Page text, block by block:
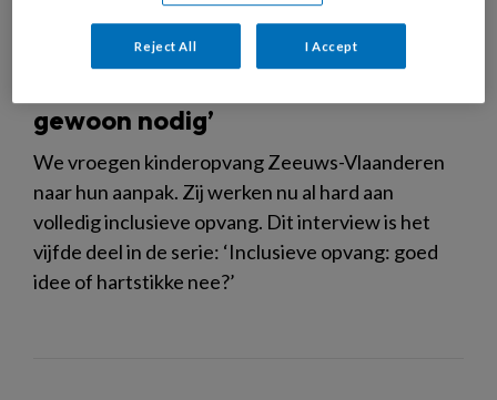
gewoon nodig’
We vroegen kinderopvang Zeeuws-Vlaanderen
naar hun aanpak. Zij werken nu al hard aan
volledig inclusieve opvang. Dit interview is het
vijfde deel in de serie: ‘Inclusieve opvang: goed
idee of hartstikke nee?’
Reject All I Accept